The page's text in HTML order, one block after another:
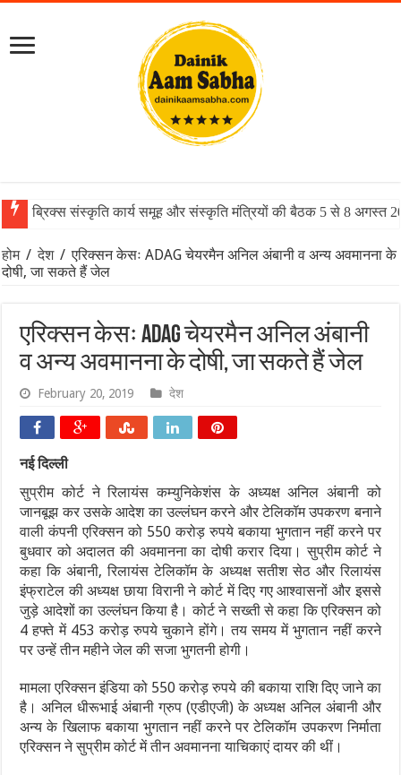
ब्रिक्स संस्कृति कार्य समूह और संस्कृति मंत्रियों की बैठक 5 से 8 अगस्त
होम / देश / एरिक्सन केसः ADAG चेयरमैन अनिल अंबानी व अन्य अवमानना के
दोषी, जा सकते हैं जेल
एरिक्सन केसः ADAG चेयरमैन अनिल अंबानी
व अन्य अवमानना के दोषी, जा सकते हैं जेल
February 20, 2019 देश
नई दिल्ली
सुप्रीम कोर्ट ने रिलायंस कम्‍युनिकेशंस के अध्यक्ष अनिल अंबानी को
जानबूझ कर उसके आदेश का उल्लंघन करने और टेलिकॉम उपकरण बनाने
वाली कंपनी एरिक्सन को 550 करोड़ रुपये बकाया भुगतान नहीं करने पर
बुधवार को अदालत की अवमानना का दोषी करार दिया। सुप्रीम कोर्ट ने
कहा कि अंबानी, रिलायंस टेलिकॉम के अध्यक्ष सतीश सेठ और रिलायंस
इंफ्राटेल की अध्यक्ष छाया विरानी ने कोर्ट में दिए गए आश्वासनों और इससे
जुड़े आदेशों का उल्लंघन किया है। कोर्ट ने सख्ती से कहा कि एरिक्सन को
4 हफ्ते में 453 करोड़ रुपये चुकाने होंगे। तय समय में भुगतान नहीं करने
पर उन्हें तीन महीने जेल की सजा भुगतनी होगी।
मामला एरिक्सन इंडिया को 550 करोड़ रुपये की बकाया राशि दिए जाने का
है। अनिल धीरूभाई अंबानी ग्रुप (एडीएजी) के अध्यक्ष अनिल अंबानी और
अन्य के खिलाफ बकाया भुगतान नहीं करने पर टेलिकॉम उपकरण निर्माता
एरिक्सन ने सुप्रीम कोर्ट में तीन अवमानना याचिकाएं दायर की थीं।